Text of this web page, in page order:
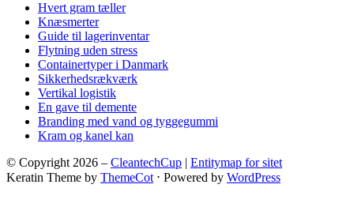
Hvert gram tæller
Knæsmerter
Guide til lagerinventar
Flytning uden stress
Containertyper i Danmark
Sikkerhedsrækværk
Vertikal logistik
En gave til demente
Branding med vand og tyggegummi
Kram og kanel kan
© Copyright 2026 – CleantechCup | Entitymap for sitet
Keratin Theme by ThemeCot ⋅ Powered by WordPress